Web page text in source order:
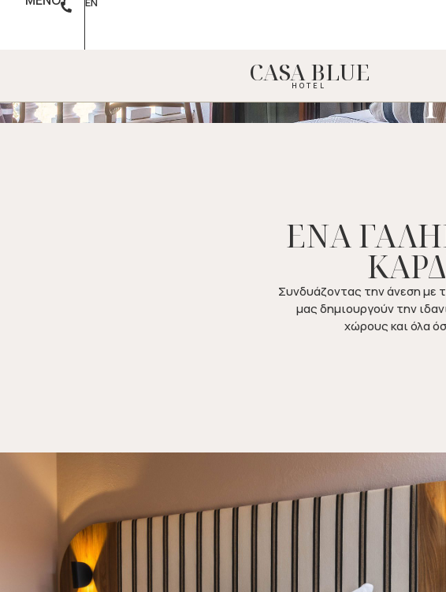
CASA BLUE
HOTEL
ΕΝΑ
Συνδυάζοντας την άνεση με
μας δημιουργούν την
χώρους και όλα